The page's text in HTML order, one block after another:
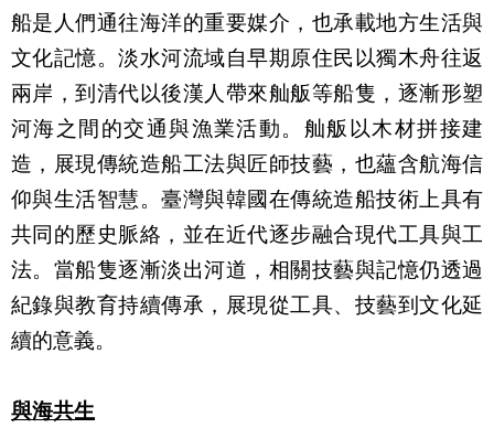
船是人們通往海洋的重要媒介，也承載地方生活與
文化記憶。淡水河流域自早期原住民以獨木舟往返
兩岸，到清代以後漢人帶來舢舨等船隻，逐漸形塑
河海之間的交通與漁業活動。舢舨以木材拼接建
造，展現傳統造船工法與匠師技藝，也蘊含航海信
仰與生活智慧。臺灣與韓國在傳統造船技術上具有
共同的歷史脈絡，並在近代逐步融合現代工具與工
法。當船隻逐漸淡出河道，相關技藝與記憶仍透過
紀錄與教育持續傳承，展現從工具、技藝到文化延
續的意義。
與海共生